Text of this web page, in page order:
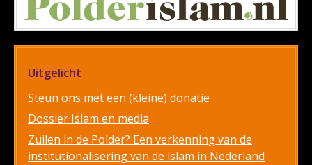
Uitgelicht
Steun ons met een (kleine) donatie
Dossier Islam en media
Zuilen in de Polder? Een verkenning van de
institutionalisering van de islam in Nederland